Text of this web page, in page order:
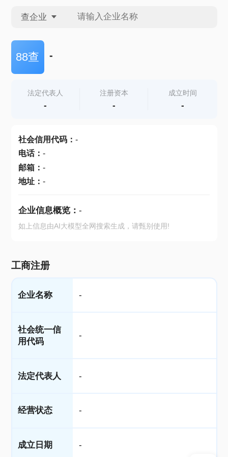
查企业
查企业
查产地
88查 -
法定代表人
-
注册资本
-
成立时间
-
社会信用代码： -
电话： -
邮箱： -
地址： -
企业信息概览： -
如上信息由AI大模型全网搜索生成，请甄别使用!
工商注册
企业名称 -
社会统一信
用代码
-
法定代表人 -
经营状态 -
成立日期 -